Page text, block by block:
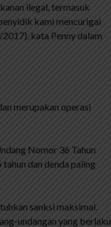
ilegal, termasuk
​​kami mencurigai
kata Penny dalam
merupakan operasi
Nomor 36 Tahun
dan denda paling
sanksi maksimal.
undangan yang berlaku